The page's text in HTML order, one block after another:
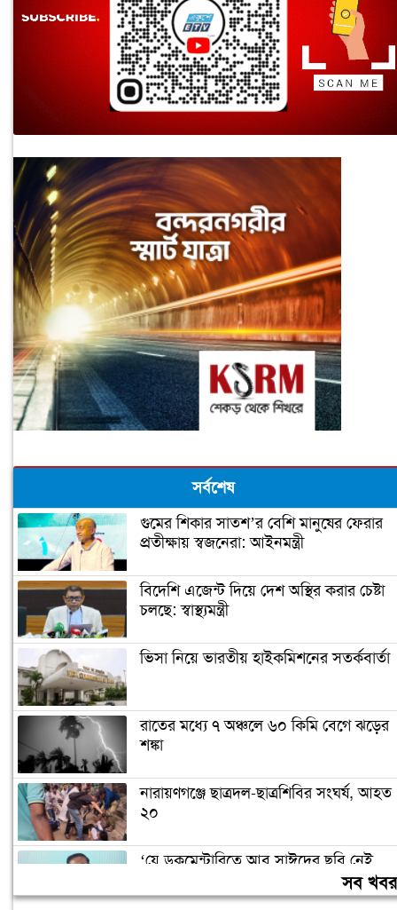
সর্বশেষ
গুমের শিকার সাতশ’র বেশি মানুষের ফেরার
প্রতীক্ষায় স্বজনেরা: আইনমন্ত্রী
বিদেশি এজেন্ট দিয়ে দেশ অস্থির করার চেষ্টা
চলছে: স্বাস্থ্যমন্ত্রী
ভিসা নিয়ে ভারতীয় হাইকমিশনের সতর্কবার্তা
রাতের মধ্যে ৭ অঞ্চলে ৬০ কিমি বেগে ঝড়ের
শঙ্কা
নারায়ণগঞ্জে ছাত্রদল-ছাত্রশিবির সংঘর্ষ, আহত
২০
‘যে ডকুমেন্টারিতে আবু সাঈদের ছবি নেই,
সব